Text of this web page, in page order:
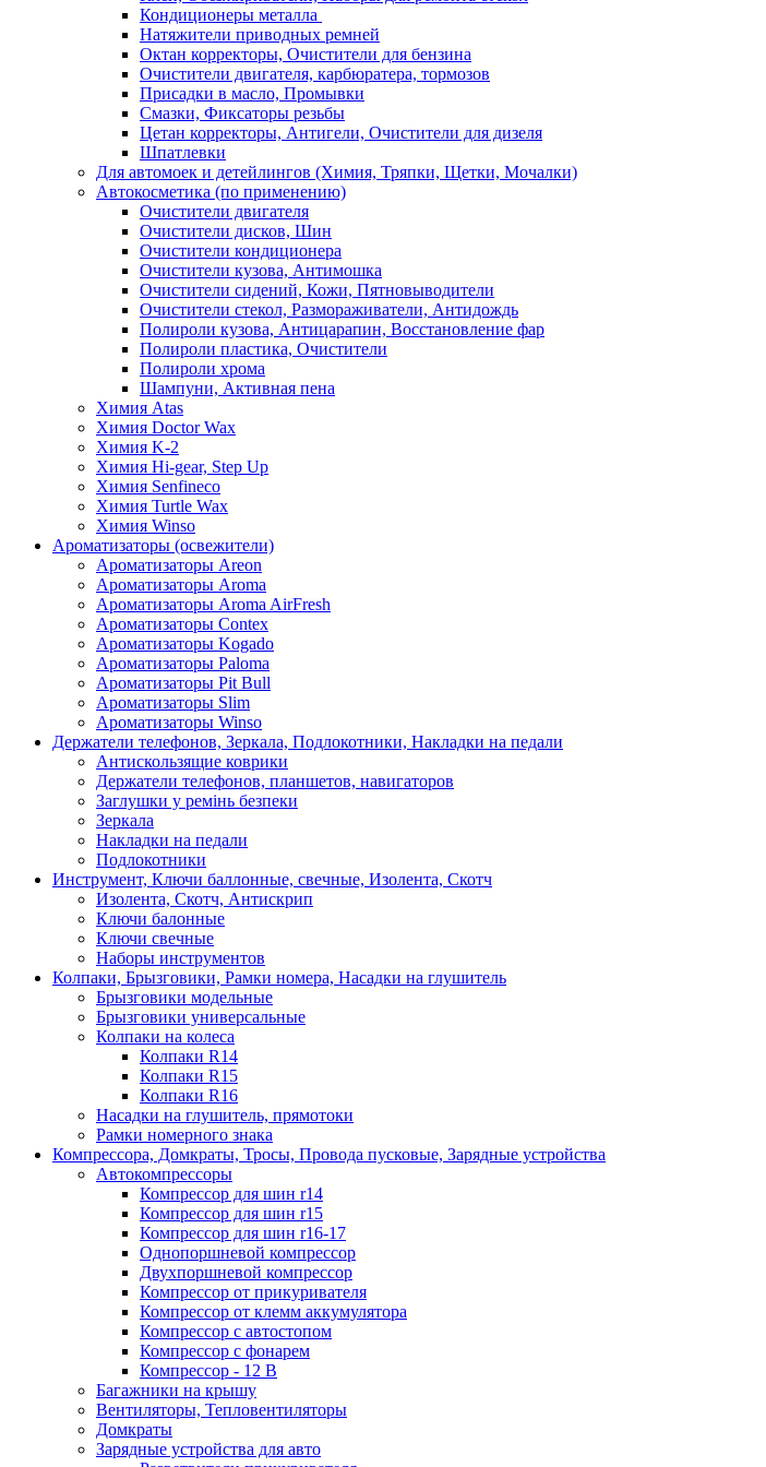
Кондиционеры металла
Натяжители приводных ремней
Октан корректоры, Очистители для бензина
Очистители двигателя, карбюратера, тормозов
Присадки в масло, Промывки
Смазки, Фиксаторы резьбы
Цетан корректоры, Антигели, Очистители для дизеля
Шпатлевки
Для автомоек и детейлингов (Химия, Тряпки, Щетки, Мочалки)
Автокосметика (по применению)
Очистители двигателя
Очистители дисков, Шин
Очистители кондиционера
Очистители кузова, Антимошка
Очистители сидений, Кожи, Пятновыводители
Очистители стекол, Размораживатели, Антидождь
Полироли кузова, Антицарапин, Восстановление фар
Полироли пластика, Очистители
Полироли хрома
Шампуни, Активная пена
Химия Atas
Химия Doctor Wax
Химия K-2
Химия Hi-gear, Step Up
Химия Senfineco
Химия Turtle Wax
Химия Winso
Ароматизаторы (освежители)
Ароматизаторы Areon
Ароматизаторы Aroma
Ароматизаторы Aroma AirFresh
Ароматизаторы Contex
Ароматизаторы Kogado
Ароматизаторы Paloma
Ароматизаторы Pit Bull
Ароматизаторы Slim
Ароматизаторы Winso
Держатели телефонов, Зеркала, Подлокотники, Накладки на педали
Антискользящие коврики
Держатели телефонов, планшетов, навигаторов
Заглушки у ремінь безпеки
Зеркала
Накладки на педали
Подлокотники
Инструмент, Ключи баллонные, свечные, Изолента, Скотч
Изолента, Скотч, Антискрип
Ключи балонные
Ключи свечные
Наборы инструментов
Колпаки, Брызговики, Рамки номера, Насадки на глушитель
Брызговики модельные
Брызговики универсальные
Колпаки на колеса
Колпаки R14
Колпаки R15
Колпаки R16
Насадки на глушитель, прямотоки
Рамки номерного знака
Компрессора, Домкраты, Тросы, Провода пусковые, Зарядные устройства
Автокомпрессоры
Компрессор для шин r14
Компрессор для шин r15
Компрессор для шин r16-17
Однопоршневой компрессор
Двухпоршневой компрессор
Компрессор от прикуривателя
Компрессор от клемм аккумулятора
Компрессор с автостопом
Компрессор с фонарем
Компрессор - 12 В
Багажники на крышу
Вентиляторы, Тепловентиляторы
Домкраты
Зарядные устройства для авто